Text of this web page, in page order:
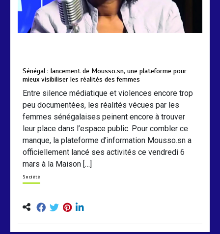
Sénégal : lancement de Mousso.sn, une plateforme pour
mieux visibiliser les réalités des femmes
Entre silence médiatique et violences encore trop
peu documentées, les réalités vécues par les
femmes sénégalaises peinent encore à trouver
leur place dans l’espace public. Pour combler ce
manque, la plateforme d’information Mousso.sn a
officiellement lancé ses activités ce vendredi 6
mars à la Maison […]
Société